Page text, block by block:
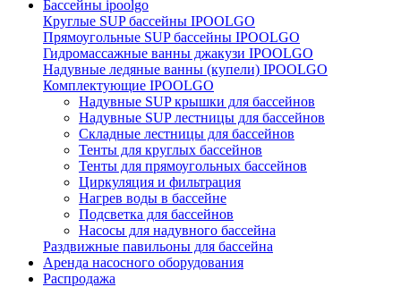
Бассейны ipoolgo
Круглые SUP бассейны IPOOLGO
Прямоугольные SUP бассейны IPOOLGO
Гидромассажные ванны джакузи IPOOLGO
Надувные ледяные ванны (купели) IPOOLGO
Комплектующие IPOOLGO
Надувные SUP крышки для бассейнов
Надувные SUP лестницы для бассейнов
Складные лестницы для бассейнов
Тенты для круглых бассейнов
Тенты для прямоугольных бассейнов
Циркуляция и фильтрация
Нагрев воды в бассейне
Подсветка для бассейнов
Насосы для надувного бассейна
Раздвижные павильоны для бассейна
Аренда насосного оборудования
Распродажа